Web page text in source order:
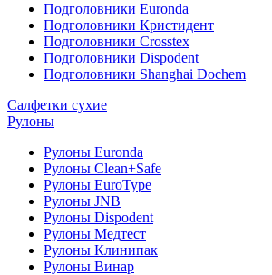
Подголовники Euronda
Подголовники Кристидент
Подголовники Crosstex
Подголовники Dispodent
Подголовники Shanghai Dochem
Салфетки сухие
Рулоны
Рулоны Euronda
Рулоны Clean+Safe
Рулоны EuroType
Рулоны JNB
Рулоны Dispodent
Рулоны Медтест
Рулоны Клинипак
Рулоны Винар